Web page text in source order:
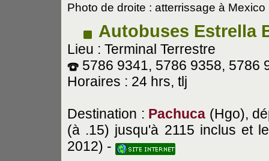
Photo de droite : atterrissage à Mexico
Autobuses Estrella
Lieu : Terminal Terrestre
5786 9341, 5786 9358, 5786
Horaires : 24 hrs, tlj
Destination : Pachuca (Hgo),
(à .15) jusqu'à 2115 inclus et
2012) -